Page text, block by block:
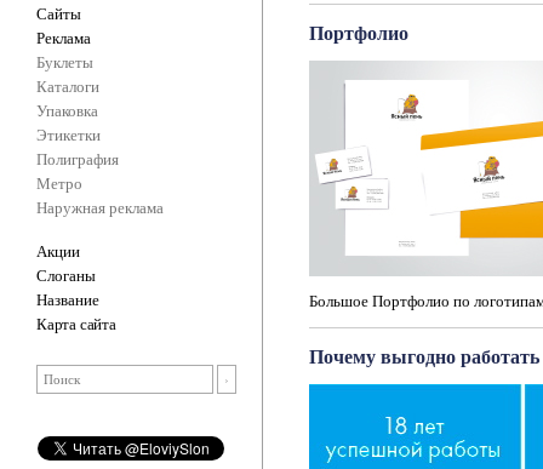
Сайты
Реклама
Буклеты
Каталоги
Упаковка
Этикетки
Полиграфия
Метро
Наружная реклама
Акции
Слоганы
Название
Карта сайта
Портфолио
Большое Портфолио по
Почему выгодно работать